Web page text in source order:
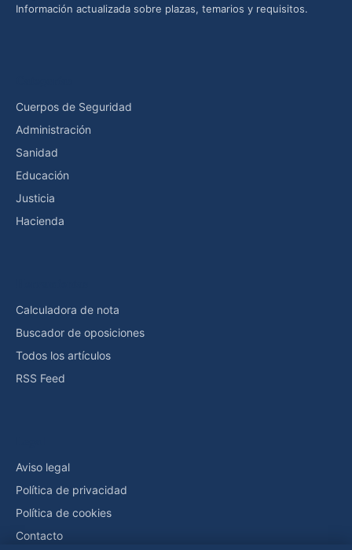
Información actualizada sobre plazas, temarios y requisitos.
Cuerpos de Seguridad
Administración
Sanidad
Educación
Justicia
Hacienda
Calculadora de nota
Buscador de oposiciones
Todos los artículos
RSS Feed
Aviso legal
Política de privacidad
Política de cookies
Contacto